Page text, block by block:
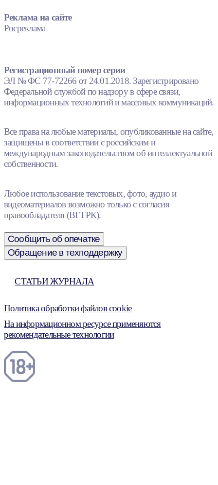
Реклама на сайте
Росреклама
Регистрационный номер серии
ЭЛ № ФС 77-72266 от 24.01.2018. Зарегистрировано
Федеральной службой по надзору в сфере связи,
информационных технологий и массовых коммуникаций.
Все права на любые материалы, опубликованные на сайте,
защищены в соответствии с российским и
международным законодательством об интеллектуальной
собственности.
Любое использование текстовых, фото, аудио и
видеоматериалов возможно только с согласия
правообладателя (ВГТРК).
Сообщить об опечатке
Обращение в техподдержку
СТАТЬИ ЖУРНАЛА
Политика обработки файлов cookie
На информационном ресурсе применяются
рекомендательные технологии